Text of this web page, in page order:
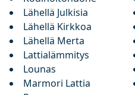
Lähellä Julkisia
Lähellä Kirkkoa
Lähellä Merta
Lattialämmitys
Lounas
Marmori Lattia